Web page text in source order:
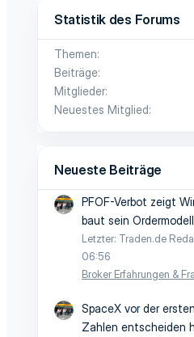
Statistik des Forums
Themen
Beiträge
Mitglieder
Neuestes Mitglied
Neueste Beiträge
PFOF-Verbot zeigt
baut sein
Letzter: Traden.de
06:56
Broker Erfahrungen &
SpaceX vor der
Zahlen entscheiden